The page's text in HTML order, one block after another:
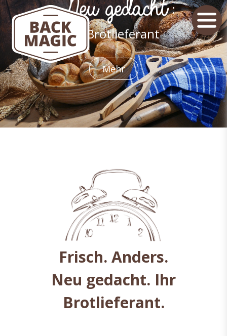
Neu gedacht:
Ihr Brotlieferant
Mehr
Frisch. Anders.
Neu gedacht. Ihr
Brotlieferant.